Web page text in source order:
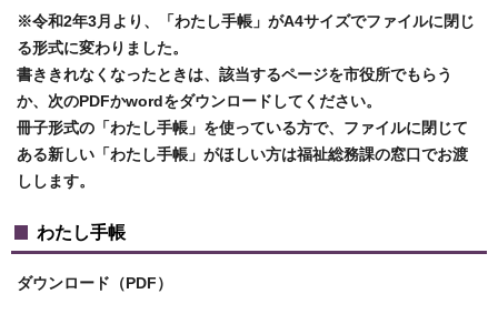
※令和2年3月より、「わたし手帳」がA4サイズでファイルに閉じ
る形式に変わりました。
書ききれなくなったときは、該当するページを市役所でもらう
か、次のPDFかwordをダウンロードしてください。
冊子形式の「わたし手帳」を使っている方で、ファイルに閉じて
ある新しい「わたし手帳」がほしい方は福祉総務課の窓口でお渡
しします。
わたし手帳
ダウンロード（PDF）